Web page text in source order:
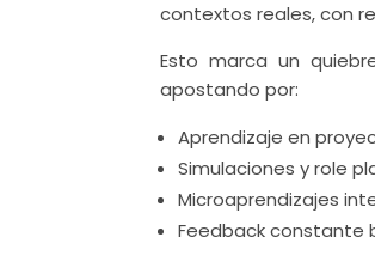
contextos reales, con
Esto marca un
apostando por:
Aprendizaje en
Simulaciones y role
Microaprendizajes
Feedback constante